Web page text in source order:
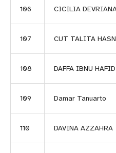
106 CICILIA
107 CUT TALITA
108 DAFFA IBNU
109 Damar Tanuarto
110 DAVINA AZZAHRA